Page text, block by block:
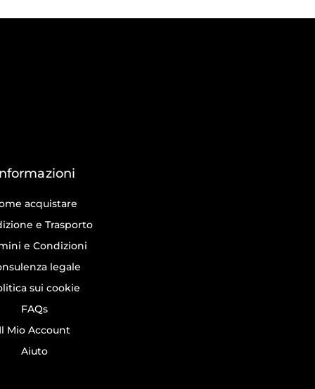
acquistare
e Trasporto
e Condizioni
legale
sui cookie
FAQs
Mio Account
Aiuto